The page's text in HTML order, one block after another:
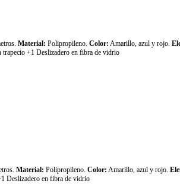
Material: Polipropileno. Color: Amarillo, azul y rojo.
trapecio +1 Deslizadero en fibra de vidrio
Material: Polipropileno. Color: Amarillo, azul y rojo.
Deslizadero en fibra de vidrio